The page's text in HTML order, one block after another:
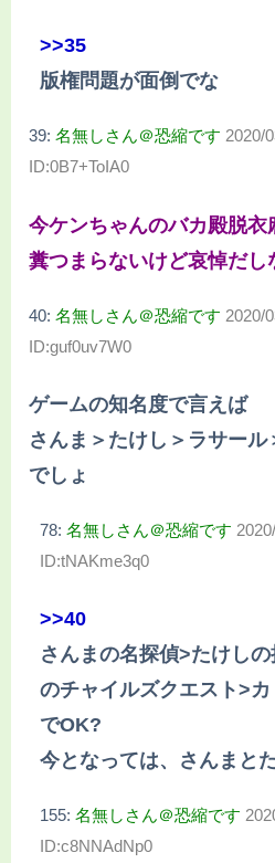
>>35
版権問題が面倒でな
39: 名無しさん＠恐縮です 2020/
ID:0B7+ToIA0
今ケンちゃんのバカ殿脱衣
糞つまらないけど哀悼だし
40: 名無しさん＠恐縮です 2020/
ID:guf0uv7W0
ゲームの知名度で言えば
さんま＞たけし＞ラサール
でしょ
78: 名無しさん＠恐縮です
ID:tNAKme3q0
>>40
さんまの名探偵>たけし
のチャイルズクエスト>
でOK?
今となっては、さんまと
155: 名無しさん＠恐縮です
ID:c8NNAdNp0